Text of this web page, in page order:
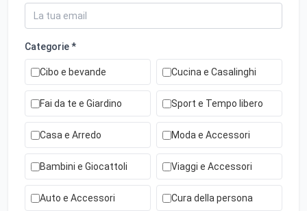
Categorie *
Cibo e bevande Cucina e Casalinghi
Fai da te e Giardino Sport e Tempo libero
Casa e Arredo Moda e Accessori
Bambini e Giocattoli Viaggi e Accessori
Auto e Accessori Cura della persona